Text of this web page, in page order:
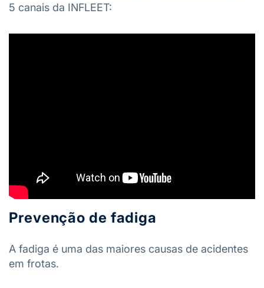
5 canais da INFLEET:
Prevenção de fadiga
A fadiga é uma das maiores causas de acidentes
em frotas.